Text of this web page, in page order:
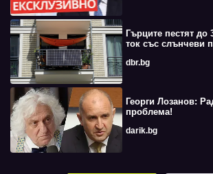
Гърците пестят до
ток със слънчеви
dbr.bg
Георги Лозанов:
проблема!
darik.bg